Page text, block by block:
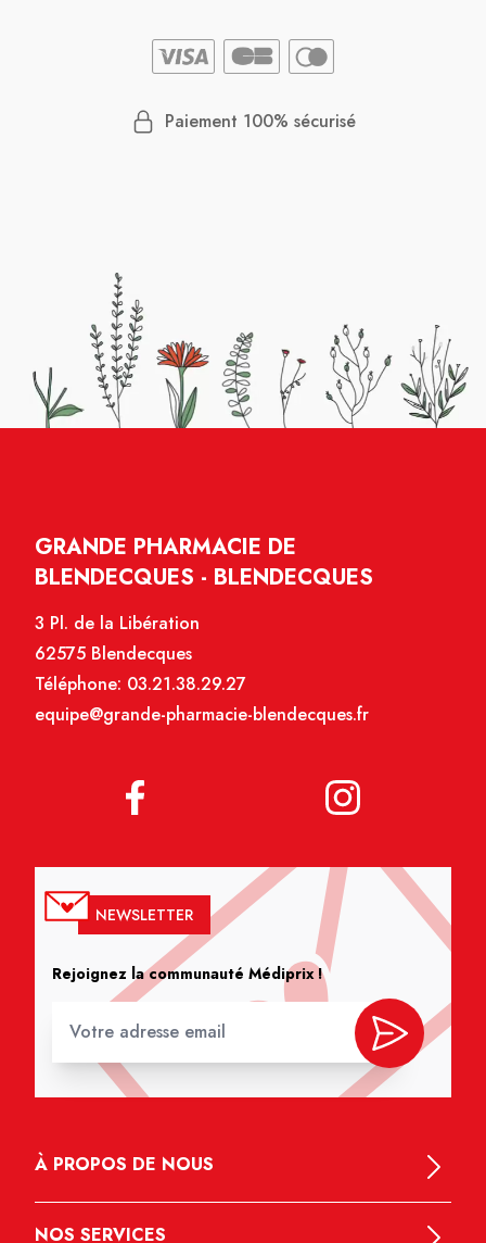
Paiement 100% sécurisé
GRANDE PHARMACIE DE
BLENDECQUES - BLENDECQUES
3 Pl. de la Libération
62575 Blendecques
Téléphone: 03.21.38.29.27
equipe@grande-pharmacie-blendecques.fr
NEWSLETTER
Rejoignez la communauté Médiprix !
À PROPOS DE NOUS
NOS SERVICES